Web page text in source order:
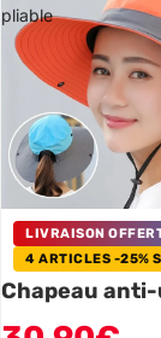
pliable
LIVRAISON
4 ARTICLES -25%
Chapeau